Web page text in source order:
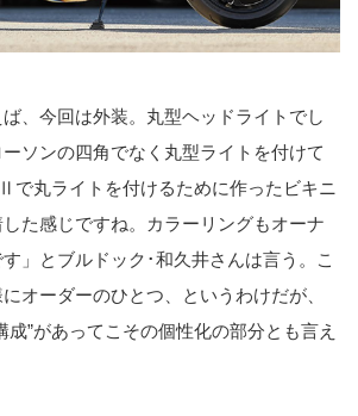
ば、今回は外装。丸型ヘッドライトでし
ソンの四角でなく丸型ライトを付けて
で丸ライトを付けるために作ったビキニ
た感じですね。カラーリングもオーナ
」とブルドック･和久井さんは言う。こ
オーダーのひとつ、というわけだが、
成”があってこその個性化の部分とも言え